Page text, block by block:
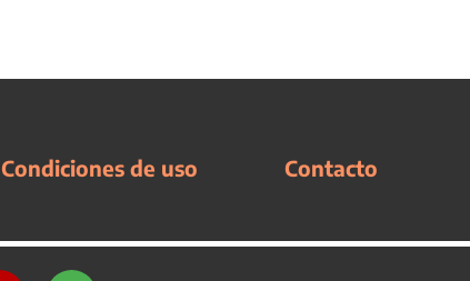
Condiciones de uso Contacto